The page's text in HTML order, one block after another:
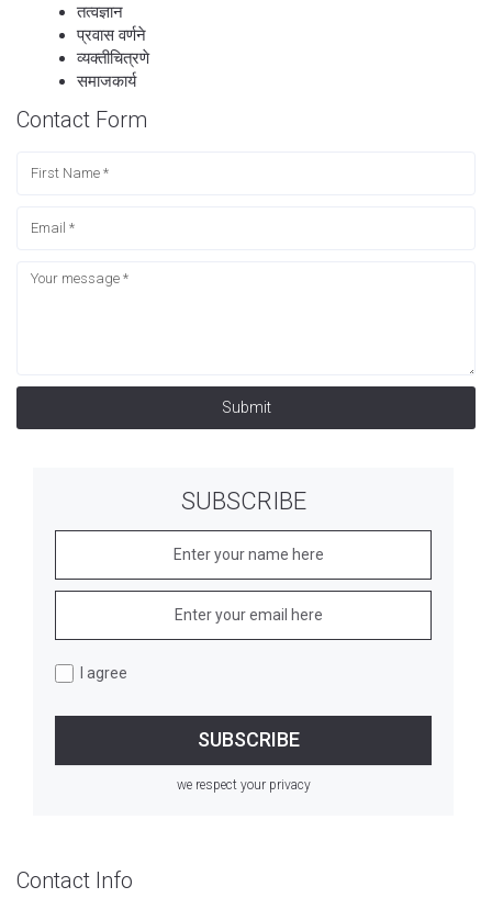
तत्वज्ञान
प्रवास वर्णने
व्यक्तीचित्रणे
समाजकार्य
Contact Form
Submit
SUBSCRIBE
I agree
we respect your privacy
Contact Info